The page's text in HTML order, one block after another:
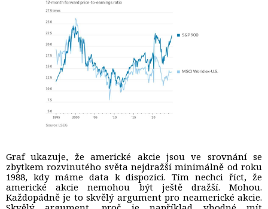
Graf ukazuje, že americké akcie jsou ve srovnání se
zbytkem rozvinutého světa nejdražší minimálně od roku
1988, kdy máme data k dispozici. Tím nechci říct, že
americké akcie nemohou být ještě dražší. Mohou.
Každopádně je to skvělý argument pro neamerické akcie.